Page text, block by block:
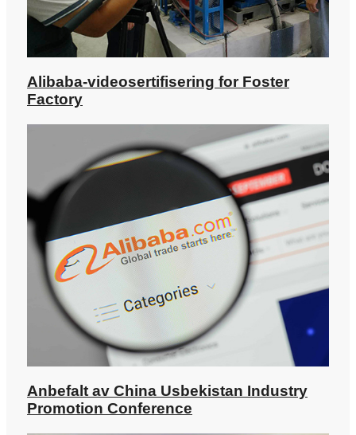
Alibaba-videosertifisering for Foster
Factory
Anbefalt av China Usbekistan Industry
Promotion Conference